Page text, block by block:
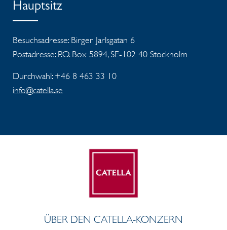
Hauptsitz
Besuchsadresse: Birger Jarlsgatan 6
Postadresse: P.O. Box 5894, SE-102 40 Stockholm
Durchwahl: +46 8 463 33 10
info@catella.se
ÜBER DEN CATELLA-KONZERN